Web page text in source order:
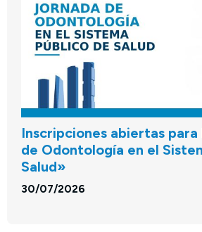
Inscripciones abiertas
de Odontología en el
Salud»
30/07/2026